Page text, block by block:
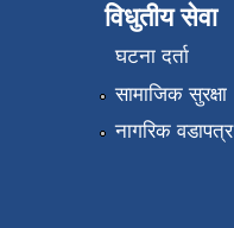
विधुतीय सेवा
घटना दर्ता
सामाजिक सुरक्षा
नागरिक वडापत्र